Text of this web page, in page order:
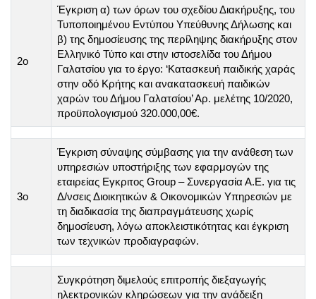
2ο
Έγκριση α) των όρων του σχεδίου Διακήρυξης, του
Τυποποιημένου Εντύπου Υπεύθυνης Δήλωσης και
β) της δημοσίευσης της περίληψης διακήρυξης στον
Ελληνικό Τύπο και στην ιστοσελίδα του Δήμου
Γαλατσίου για το έργο: ‘Κατασκευή παιδικής χαράς
στην οδό Κρήτης και ανακατασκευή παιδικών
χαρών του Δήμου Γαλατσίου’ Αρ. μελέτης 10/2020,
προϋπολογισμού 320.000,00€.
3o
Έγκριση σύναψης σύμβασης για την ανάθεση των
υπηρεσιών υποστήριξης των εφαρμογών της
εταιρείας Εγκριτος Group – Συνεργασία Α.Ε. για τις
Δ/νσεις Διοικητικών & Οικονομικών Υπηρεσιών με
τη διαδικασία της διαπραγμάτευσης χωρίς
δημοσίευση, λόγω αποκλειστικότητας και έγκριση
των τεχνικών προδιαγραφών.
Συγκρότηση διμελούς επιτροπής διεξαγωγής
ηλεκτρονικών κληρώσεων για την ανάδειξη